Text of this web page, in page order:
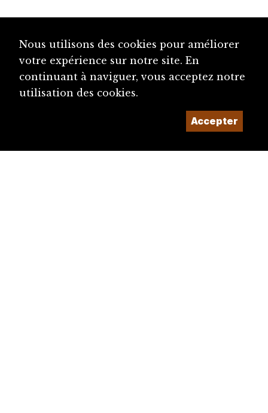
Nous utilisons des cookies pour améliorer
votre expérience sur notre site. En
continuant à naviguer, vous acceptez notre
utilisation des cookies.
Accepter